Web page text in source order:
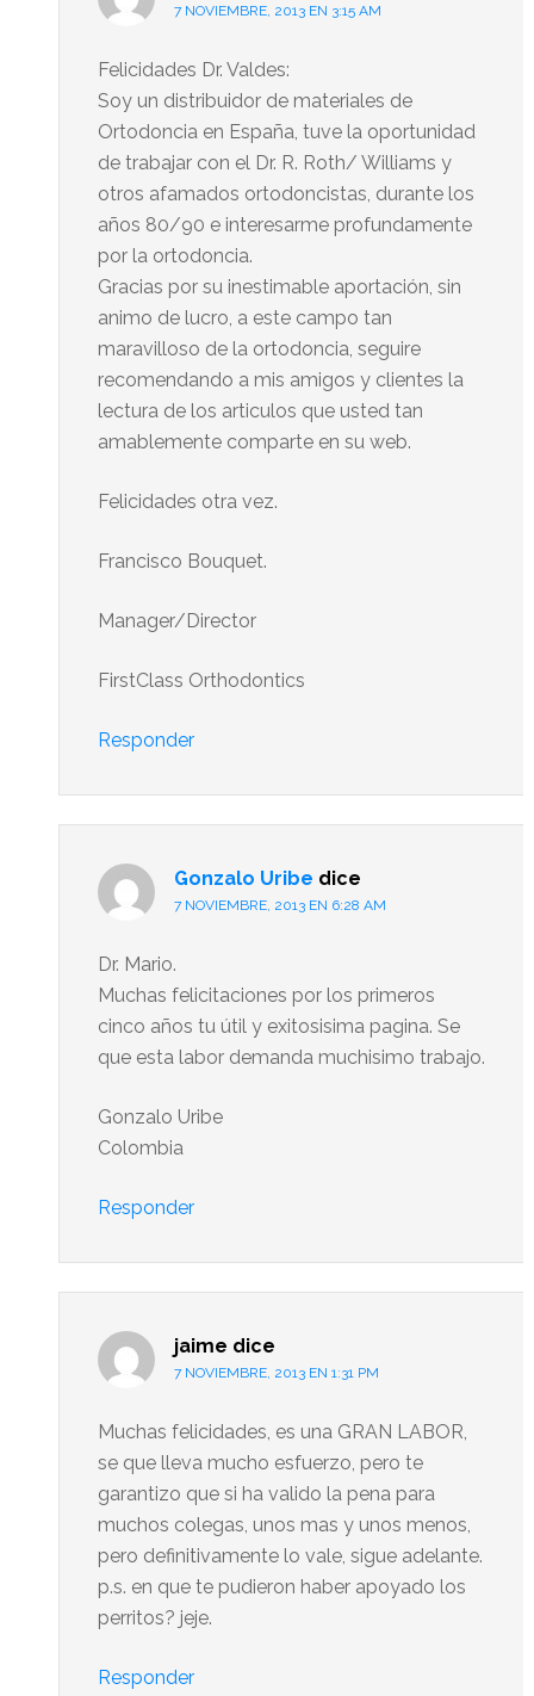
7 NOVIEMBRE, 2013 EN 3:15 AM
Felicidades Dr. Valdes:
Soy un distribuidor de materiales de
Ortodoncia en España, tuve la oportunidad
de trabajar con el Dr. R. Roth/ Williams y
otros afamados ortodoncistas, durante los
años 80/90 e interesarme profundamente
por la ortodoncia.
Gracias por su inestimable aportación, sin
animo de lucro, a este campo tan
maravilloso de la ortodoncia, seguire
recomendando a mis amigos y clientes la
lectura de los articulos que usted tan
amablemente comparte en su web.
Felicidades otra vez.
Francisco Bouquet.
Manager/Director
FirstClass Orthodontics
Responder
Gonzalo Uribe dice
7 NOVIEMBRE, 2013 EN 6:28 AM
Dr. Mario.
Muchas felicitaciones por los primeros
cinco años tu útil y exitosisima pagina. Se
que esta labor demanda muchisimo trabajo.
Gonzalo Uribe
Colombia
Responder
jaime dice
7 NOVIEMBRE, 2013 EN 1:31 PM
Muchas felicidades, es una GRAN LABOR,
se que lleva mucho esfuerzo, pero te
garantizo que si ha valido la pena para
muchos colegas, unos mas y unos menos,
pero definitivamente lo vale, sigue adelante.
p.s. en que te pudieron haber apoyado los
perritos? jeje.
Responder